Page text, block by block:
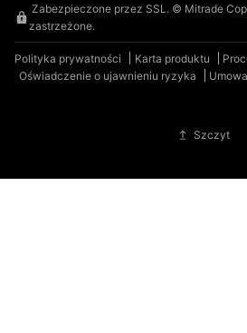
Zabezpieczone przez SSL. © Mitrade
zastrzeżone.
Polityka prywatności Karta produktu
Oświadczenie o ujawnieniu ryzyka
Szczyt